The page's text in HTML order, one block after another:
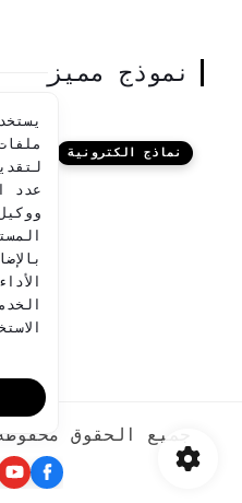
نموذج مميز
نماذج الكترونية
جميع الحقوق
عدد